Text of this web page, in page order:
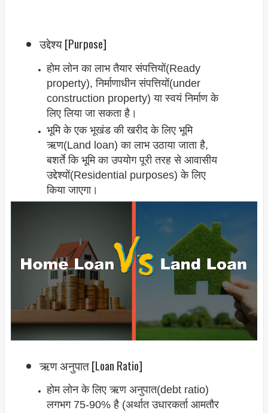
उद्देश्य [Purpose]
होम लोन का लाभ तैयार संपत्तियों(Ready
property), निर्माणाधीन संपत्तियों(under
construction property) या स्वयं निर्माण के
लिए लिया जा सकता है।
भूमि के एक भूखंड की खरीद के लिए भूमि
ऋण(Land loan) का लाभ उठाया जाता है,
बशर्ते कि भूमि का उपयोग पूरी तरह से आवासीय
उद्देश्यों(Residential purposes) के लिए
किया जाएगा।
ऋण अनुपात [Loan Ratio]
होम लोन के लिए ऋण अनुपात(debt ratio)
लगभग 75-90% है (अर्थात उधारकर्ता आमतौर